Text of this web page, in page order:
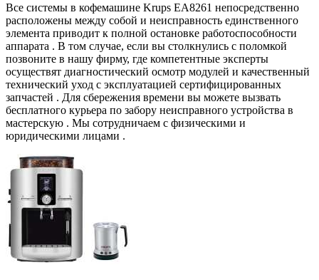
Все системы в кофемашине Krups EA8261 непосредственно
расположены между собой и неисправность единственного
элемента приводит к полной остановке работоспособности
аппарата . В том случае, если вы столкнулись с поломкой
позвоните в нашу фирму, где компетентные эксперты
осуществят диагностический осмотр модулей и качественный
технический уход с эксплуатацией сертифицированных
запчастей . Для сбережения времени вы можете вызвать
бесплатного курьера по забору неисправного устройства в
мастерскую . Мы сотрудничаем с физическими и
юридическими лицами .